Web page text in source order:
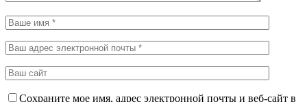
Сохраните мое имя, адрес электронной почты и веб-сайт в